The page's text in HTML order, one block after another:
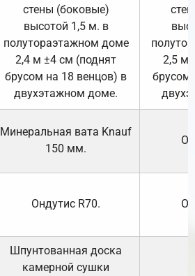
стены (боковые)
высотой 1,5 м. в
полутораэтажном доме
2,4 м ±4 см (поднят
брусом на 18 венцов) в
двухэтажном доме.
2,5 м
брусом
Минеральная вата Knauf
150 мм.
Ондутис R70.
Шпунтованная доска
камерной сушки